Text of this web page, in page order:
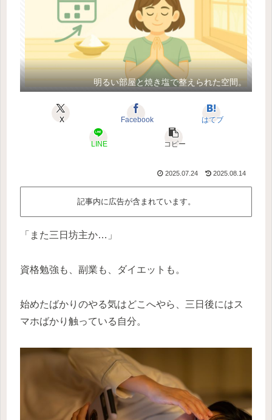
明るい部屋と焼き塩で整えられた空間。
X Facebook はてブ
LINE コピー
2025.07.24 2025.08.14
記事内に広告が含まれています。
「また三日坊主か…」
資格勉強も、副業も、ダイエットも。
始めたばかりのやる気はどこへやら、三日後にはス
マホばかり触っている自分。